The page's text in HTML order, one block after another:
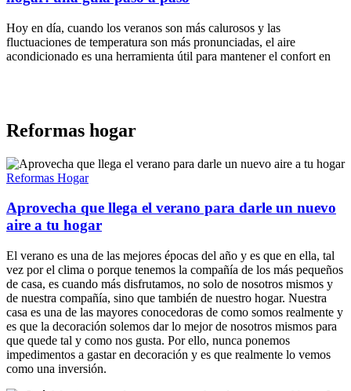
Hoy en día, cuando los veranos son más calurosos y las
fluctuaciones de temperatura son más pronunciadas, el aire
acondicionado es una herramienta útil para mantener el confort en
Reformas hogar
Reformas Hogar
Aprovecha que llega el verano para darle un nuevo
aire a tu hogar
El verano es una de las mejores épocas del año y es que en ella, tal
vez por el clima o porque tenemos la compañía de los más pequeños
de casa, es cuando más disfrutamos, no solo de nosotros mismos y
de nuestra compañía, sino que también de nuestro hogar. Nuestra
casa es una de las mayores conocedoras de como somos realmente y
es que la decoración solemos dar lo mejor de nosotros mismos para
que quede tal y como nos gusta. Por ello, nunca ponemos
impedimentos a gastar en decoración y es que realmente lo vemos
como una inversión.